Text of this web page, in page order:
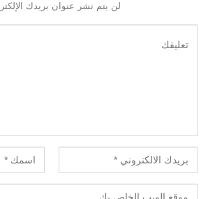
لن يتم نشر عنوان بريدك